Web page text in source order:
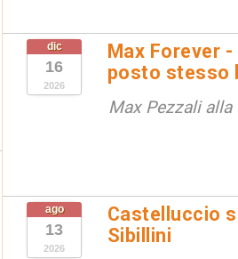
dic
16
2026
Max Forever
posto stesso
Max Pezzali
ago
13
2026
Castelluccio
Sibillini